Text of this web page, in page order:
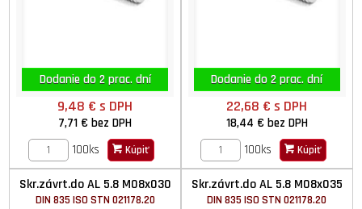
Dodanie do 2 prac. dní
9,48 €s DPH
7,71 €bez DPH
100ks
Kúpiť
Dodanie do 2 prac. dní
22,68 €s DPH
18,44 € bez DPH
100ks
Kúpiť
Skr.závrt.do AL 5.8 M08x030
DIN 835 ISO STN 021178.20
Skr.závrt.do AL 5.8 M08x035
DIN 835 ISO STN 021178.20